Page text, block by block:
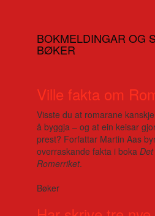
BOKMELDINGAR OG
BØKER
Ville fakta om
Visste du at romarane
å byggja – og at ein keisar
prest? Forfattar Martin Aas
overraskande fakta i boka
Romerriket.
Bøker